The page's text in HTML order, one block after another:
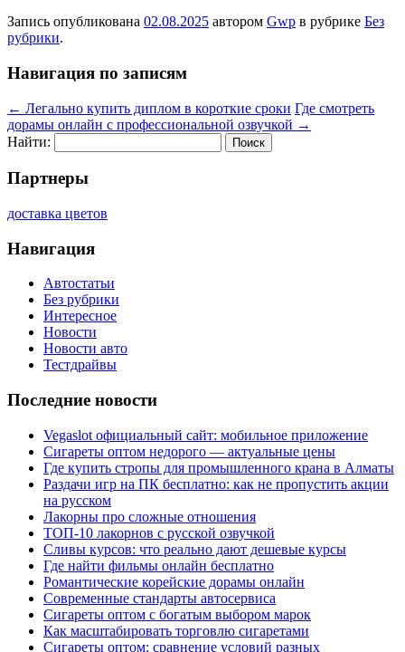
Запись опубликована 02.08.2025 автором Gwp в рубрике Без
рубрики.
Навигация по записям
← Легально купить диплом в короткие сроки Где смотреть
дорамы онлайн с профессиональной озвучкой →
Найти:
Партнеры
доставка цветов
Навигация
Автостатьи
Без рубрики
Интересное
Новости
Новости авто
Тестдрайвы
Последние новости
Vegaslot официальный сайт: мобильное приложение
Сигареты оптом недорого — актуальные цены
Где купить стропы для промышленного крана в Алматы
Раздачи игр на ПК бесплатно: как не пропустить акции
на русском
Лакорны про сложные отношения
ТОП-10 лакорнов с русской озвучкой
Сливы курсов: что реально дают дешевые курсы
Где найти фильмы онлайн бесплатно
Романтические корейские дорамы онлайн
Современные стандарты автосервиса
Сигареты оптом с богатым выбором марок
Как масштабировать торговлю сигаретами
Сигареты оптом: сравнение условий разных